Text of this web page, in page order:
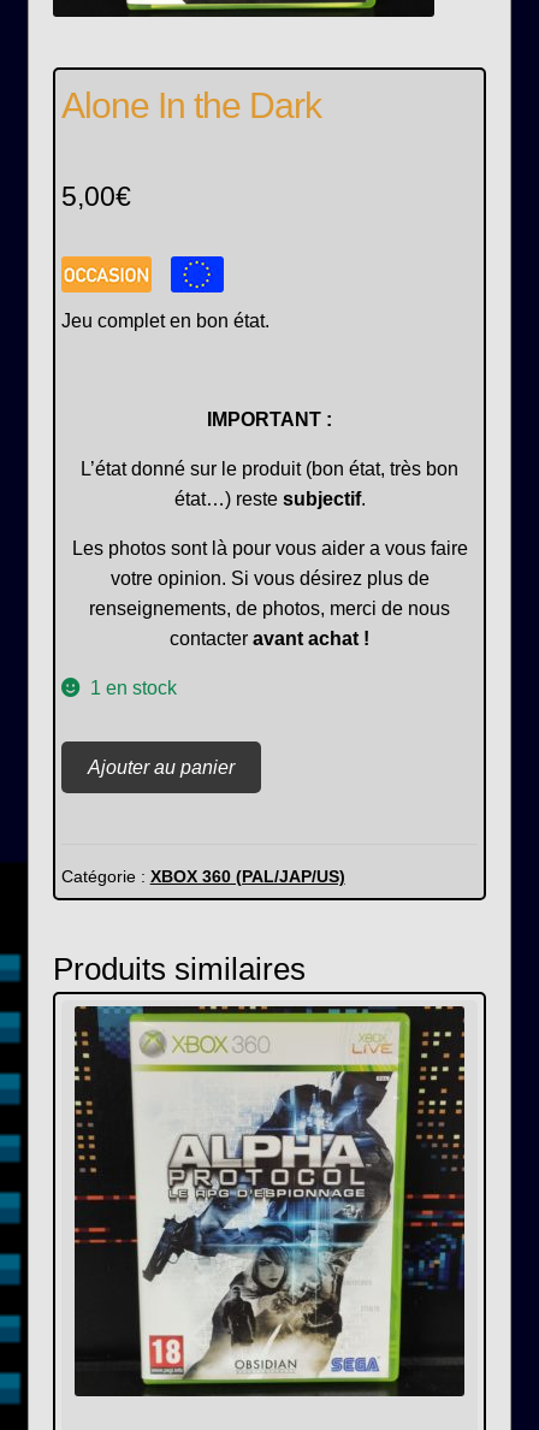
Alone In the Dark
5,00€
Jeu complet en bon état.
IMPORTANT :
L’état donné sur le produit (bon état, très bon
état…) reste subjectif.
Les photos sont là pour vous aider a vous faire
votre opinion. Si vous désirez plus de
renseignements, de photos, merci de nous
contacter avant achat !
1 en stock
quantité
de
the
Dark
Ajouter au panier
Catégorie : XBOX 360 (PAL/JAP/US)
Produits similaires